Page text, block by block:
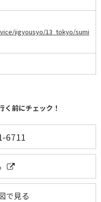
jigyousyo/13_tokyo/sumi
く前にチェック！
6711
で見る